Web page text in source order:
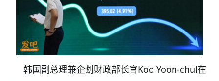
韩国副总理兼企划财政部长官Koo Yoon-chul在